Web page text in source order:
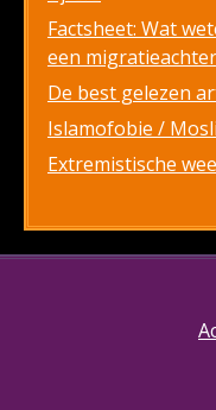
Factsheet: Wat
een
De best gelezen
Islamofobie /
Extremistische